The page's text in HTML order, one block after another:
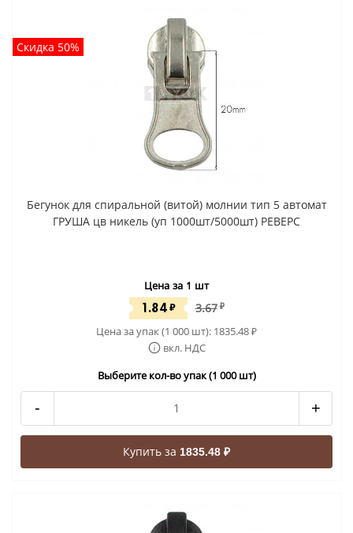
Скидка 50%
Бегунок для спиральной (витой) молнии тип 5 автомат
ГРУША цв никель (уп 1000шт/5000шт) РЕВЕРС
Цена за 1 шт
1.84 ₽ 3.67 ₽
Цена за упак (1 000 шт): 1835.48₽
вкл. НДС
Выберите кол-во упак (1 000 шт)
- +
Купить за 1835.48 ₽